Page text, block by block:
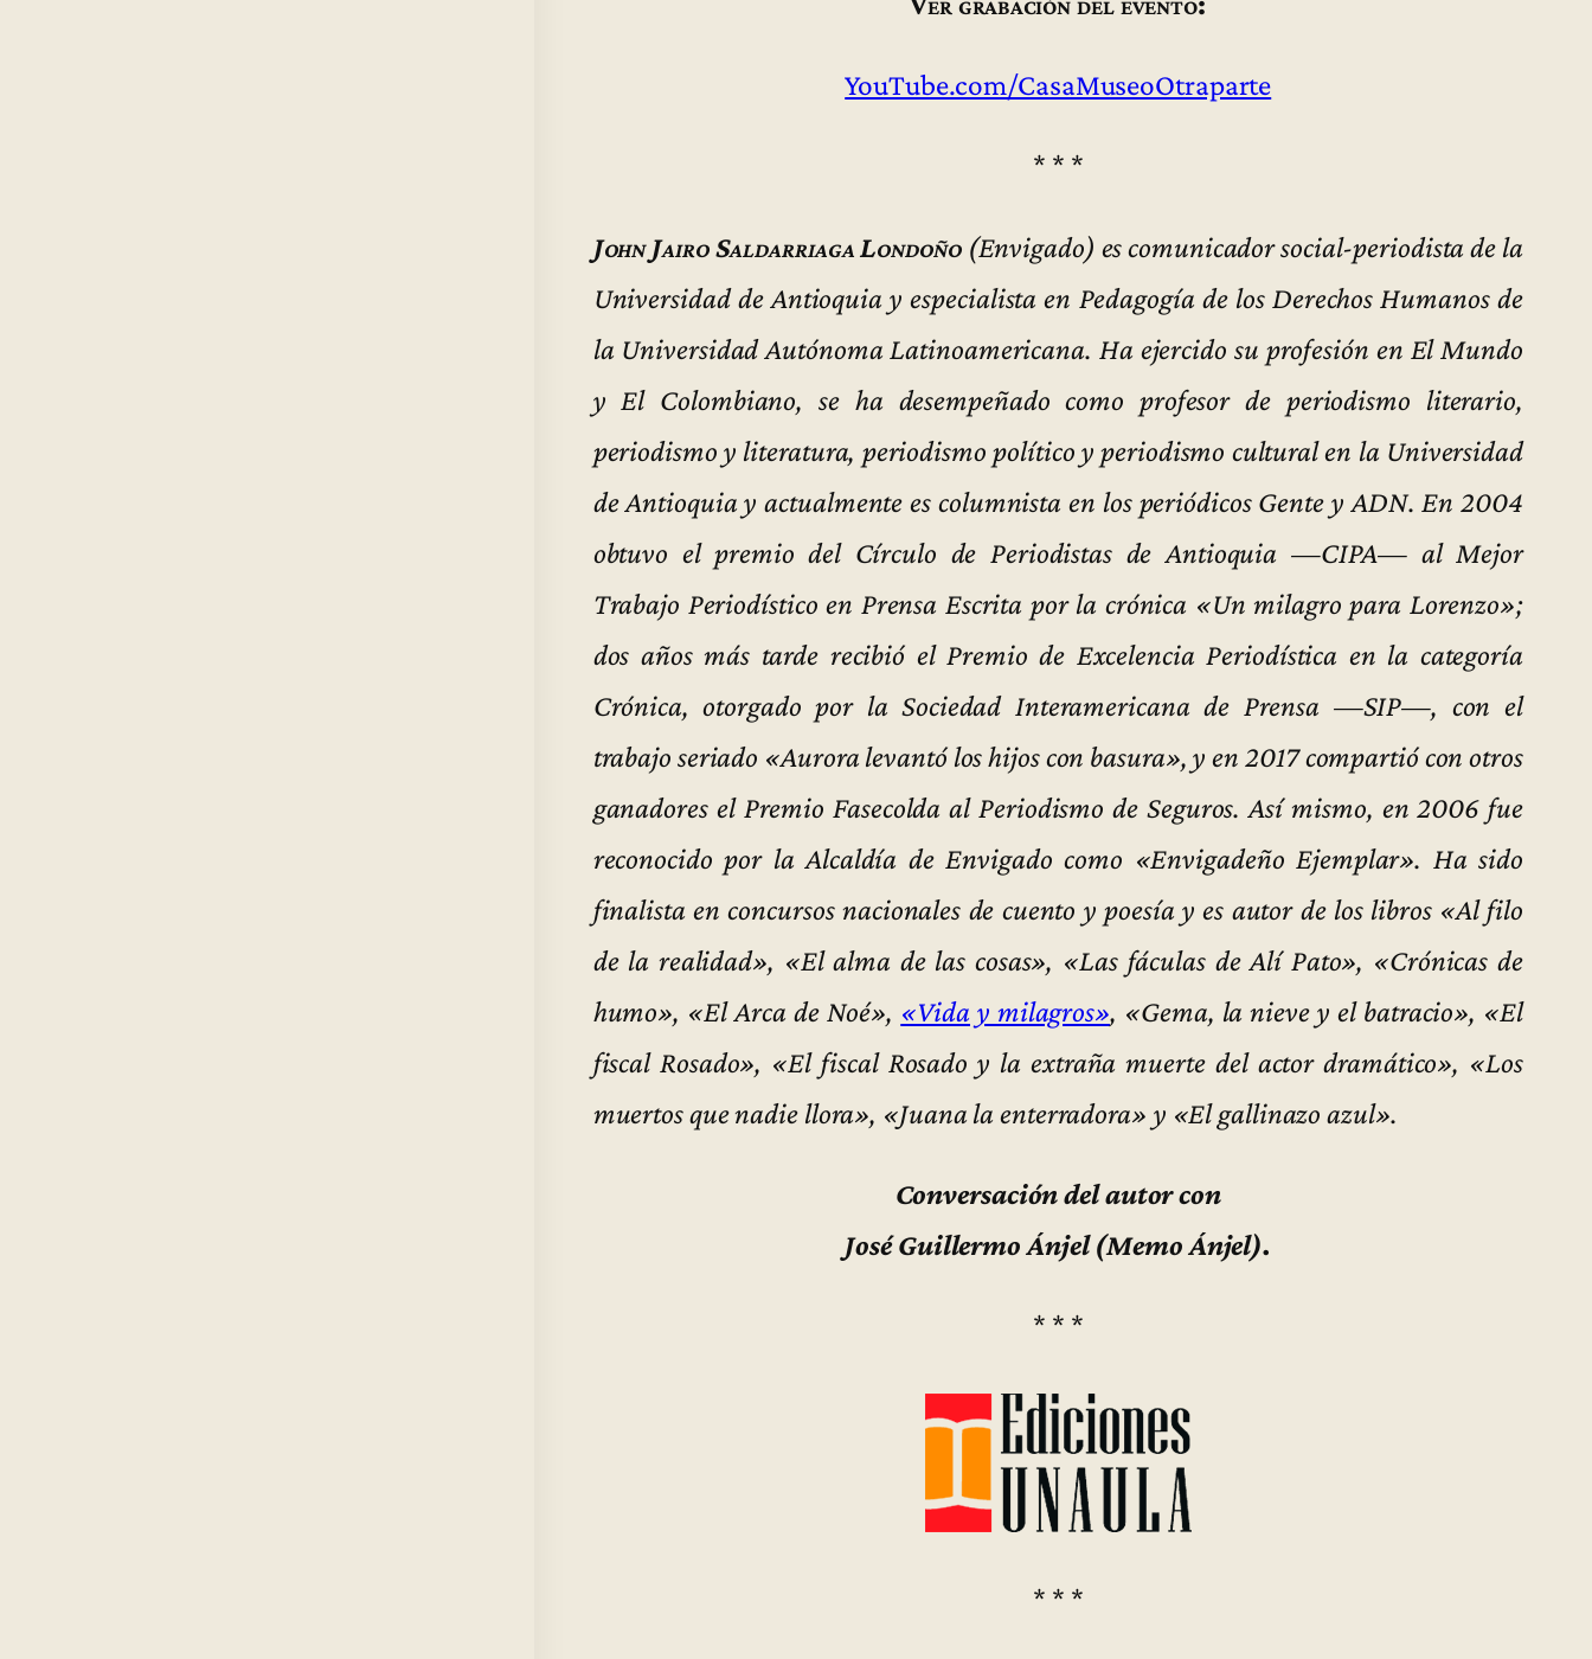
YouTube.com/CasaMuseoOtraparte
* * *
John Jairo Saldarriaga Londoño(Envigado) es comunicador social-periodista de la
Universidad de Antioquia y especialista en Pedagogía de los Derechos Humanos de
la Universidad Autónoma Latinoamericana. Ha ejercido su profesión en El Mundo
y El Colombiano, se ha desempeñado como profesor de periodismo literario,
periodismo y literatura, periodismo político y periodismo cultural en la Universidad
de Antioquia y actualmente es columnista en los periódicos Gente y ADN. En 2004
obtuvo el premio del Círculo de Periodistas de Antioquia —CIPA— al Mejor
Trabajo Periodístico en Prensa Escrita por la crónica «Un milagro para Lorenzo»;
dos años más tarde recibió el Premio de Excelencia Periodística en la categoría
Crónica, otorgado por la Sociedad Interamericana de Prensa —SIP—, con el
trabajo seriado «Aurora levantó los hijos con basura», y en 2017 compartió con otros
ganadores el Premio Fasecolda al Periodismo de Seguros. Así mismo, en 2006 fue
reconocido por la Alcaldía de Envigado como «Envigadeño Ejemplar». Ha sido
finalista en concursos nacionales de cuento y poesía y es autor de los libros «Al filo
de la realidad», «El alma de las cosas», «Las fáculas de Alí Pato», «Crónicas de
humo», «El Arca de Noé», «Vida y milagros», «Gema, la nieve y el batracio», «El
fiscal Rosado», «El fiscal Rosado y la extraña muerte del actor dramático», «Los
muertos que nadie llora», «Juana la enterradora» y «El gallinazo azul».
Conversación del autor con
José Guillermo Ánjel (Memo Ánjel).
* * *
* * *